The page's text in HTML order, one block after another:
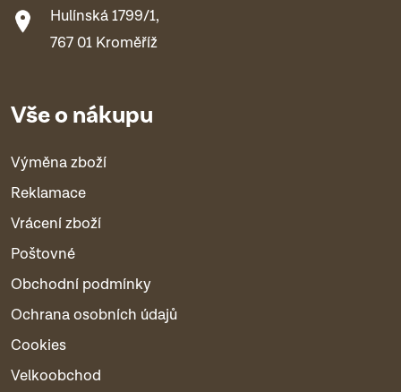
Hulínská 1799/1,
767 01 Kroměříž
Vše o nákupu
Výměna zboží
Reklamace
Vrácení zboží
Poštovné
Obchodní podmínky
Ochrana osobních údajů
Cookies
Velkoobchod